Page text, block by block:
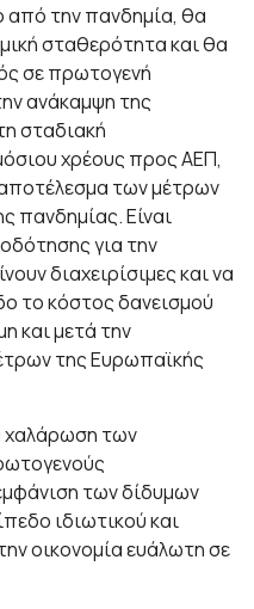
την πανδημία, θα
σταθερότητα και θα
σε πρωτογενή
ανάκαμψη της
σταδιακή
χρέους προς ΑΕΠ,
των μέτρων
πανδημίας. Είναι
για την
διαχειρίσιμες και να
το κόστος δανεισμού
και μετά την
της Ευρωπαϊκής
χαλάρωση των
των δίδυμων
ιδιωτικού και
οικονομία ευάλωτη σε